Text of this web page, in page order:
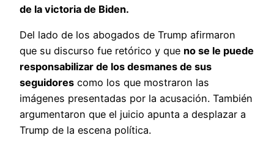
de la victoria de Biden.
Del lado de los abogados de Trump afirmaron
que su discurso fue retórico y que no se le puede
responsabilizar de los desmanes de sus
seguidores como los que mostraron las
imágenes presentadas por la acusación. También
argumentaron que el juicio apunta a desplazar a
Trump de la escena política.